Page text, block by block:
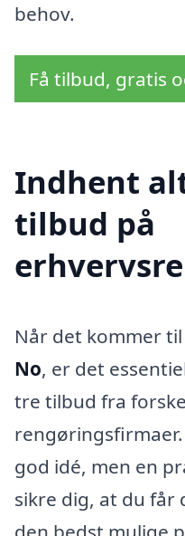
behov.
Få tilbud, gratis
Indhent
tilbud på
Når det kommer til
No, er det
tre tilbud fra
god idé, men en
sikre dig, at du får